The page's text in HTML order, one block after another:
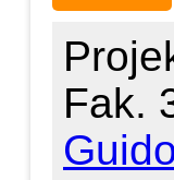
Fak.